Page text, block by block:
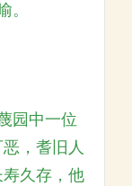
。
园中一位
，耆旧人
久存，他